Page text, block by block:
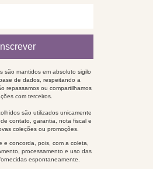
são mantidos em absoluto sigilo
de dados, respeitando a
repassamos ou compartilhamos
com terceiros.
são utilizados unicamente
contato, garantia, nota fiscal e
coleções ou promoções.
e concorda, pois, com a coleta,
processamento e uso das
espontaneamente.